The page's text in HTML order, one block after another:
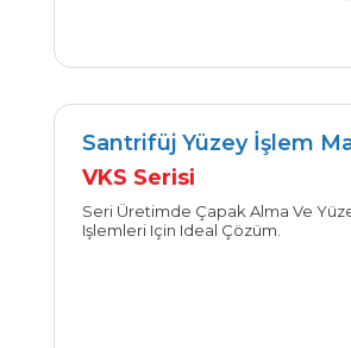
Santrifüj Yüzey İşlem
VKS Serisi
Seri Üretimde Çapak Alma Ve
Işlemleri Için Ideal Çözüm.